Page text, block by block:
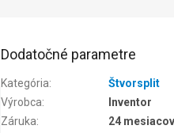
Dodatočné parametre
Kategória:
Štvorsplit
Výrobca:
Inventor
Záruka:
24 mesiacov